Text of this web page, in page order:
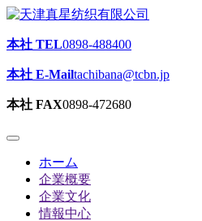
本社 TEL0898-488400
本社 E-Mailtachibana@tcbn.jp
本社 FAX0898-472680
ホーム
企業概要
企業文化
情報中心